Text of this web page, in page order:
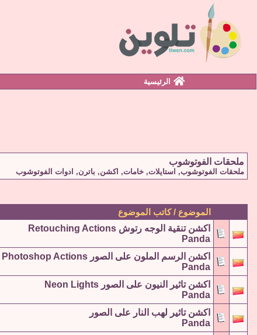
الرئيسية
ملحقات الفوتوشوب
ملحقات الفوتوشوب, استايلات, خامات, اكشن, باترن, ادوات الفوتوشوب
الموضوع / كاتب الموضوع
اكشن تنقية الوجه رتوش Retouching Actions
Panda
اكشن الرسم الملون على الصور Painting Photoshop Actions
Panda
اكشن تاثير النيون على الصور Neon Lights
Panda
اكشن تاثير لهب النار على الصور
Panda